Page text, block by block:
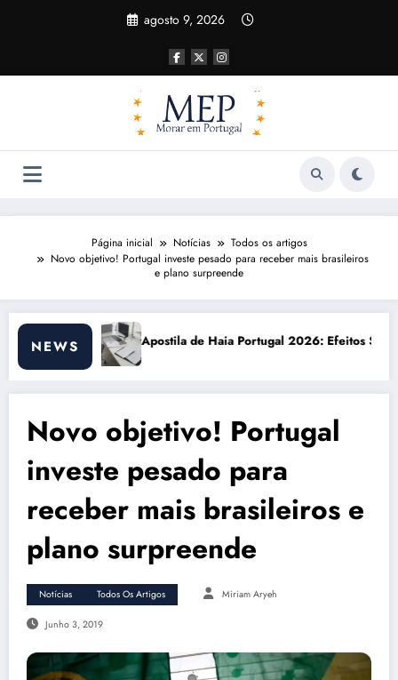
agosto 9, 2026
Página inicial Notícias
Todos os artigos
Novo objetivo! Portugal investe pesado para receber mais brasileiros
e plano surpreende
NEWS
Portugal 2026: Efeitos Surpreendentes e OportunidadesCusto de vida
Novo objetivo! Portugal
investe pesado para
receber mais brasileiros e
plano surpreende
Notícias Todos Os Artigos Miriam Aryeh
Junho 3, 2019